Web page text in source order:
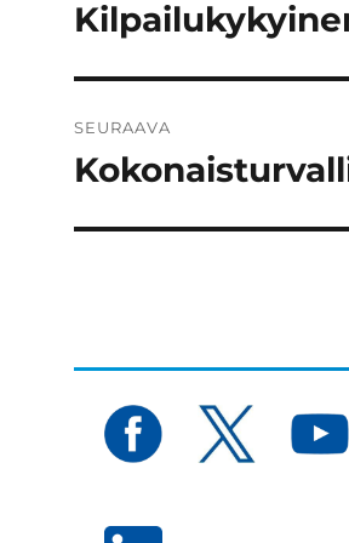
Edellinen
SEURAAVA
Seuraava